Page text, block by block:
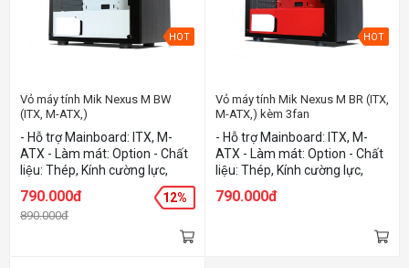
HOT
Vỏ máy tính Mik Nexus M BW
(ITX, M-ATX,)
- Hỗ trợ Mainboard: ITX, M-
ATX - Làm mát: Option - Chất
liệu: Thép, Kính cường lực,
Nhựa - Màu sắc: Black White
790.000đ
890.000đ
12%
HOT
Vỏ máy tính Mik Nexus M BR (ITX,
M-ATX,) kèm 3fan
- Hỗ trợ Mainboard: ITX, M-
ATX - Làm mát: Option - Chất
liệu: Thép, Kính cường lực,
790.000đ